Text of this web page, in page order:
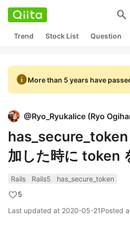
search
Trend Stock List Question
infoMore than 5 years have
@Ryo_Ryukalice (Ryo
加した時に token
Rails Rails5
has_secure_token
5
Last updated at 2020-05-21Posted